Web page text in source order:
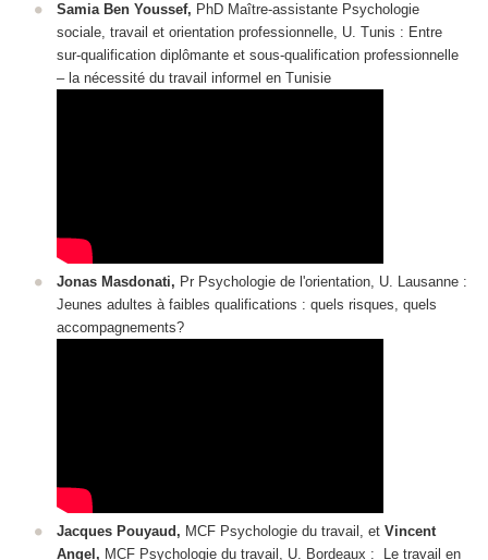
Samia Ben Youssef, PhD Maître-assistante Psychologie
sociale, travail et orientation professionnelle, U. Tunis : Entre
sur-qualification diplômante et sous-qualification professionnelle
‒ la nécessité du travail informel en Tunisie
Jonas Masdonati, Pr Psychologie de l'orientation, U. Lausanne :
Jeunes adultes à faibles qualifications : quels risques, quels
accompagnements?
Jacques Pouyaud, MCF Psychologie du travail, etVincent
Angel, MCF Psychologie du travail, U. Bordeaux : Le travail en